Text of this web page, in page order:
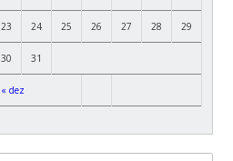
« dez
23 24 25 26 27 28 29
30 31